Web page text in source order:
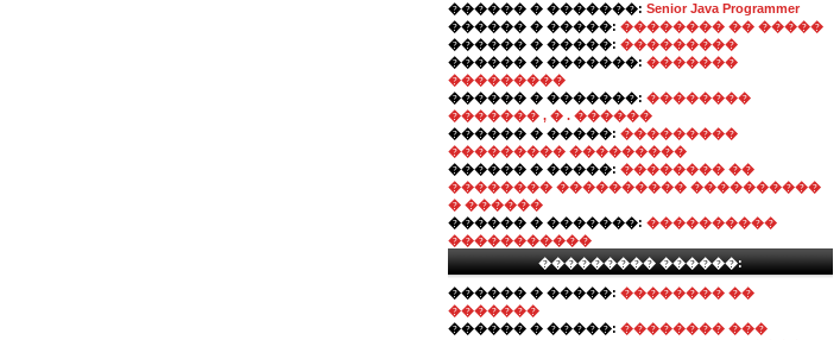
������ � �������: Senior Java Programmer
������ � �����: �������� �� �����
������ � �����: ���������
������ � �������: �������
���������
������ � �������: ��������
������� , � . ������
������ � �����: ���������
��������� ���������
������ � �����: �������� ��
�������� ���������� ����������
� ������
������ � �������: ����������
�����������
��������� ������:
������ � �����: �������� ��
�������
������ � �����: �������� ���